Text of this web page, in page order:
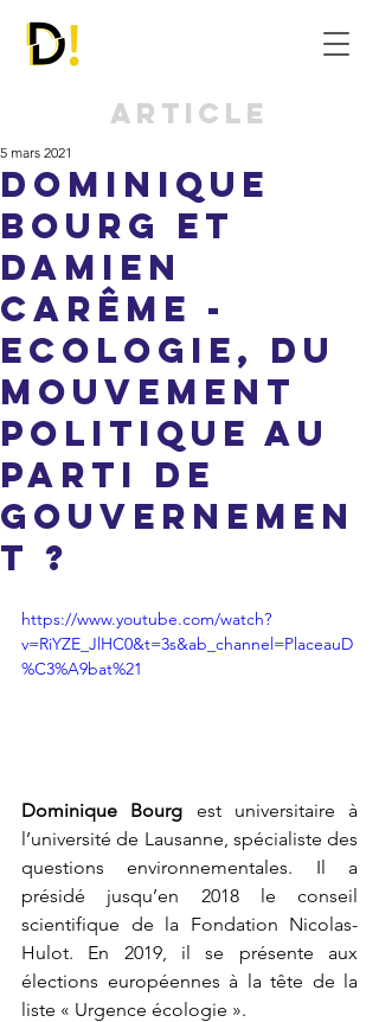
Article
Dominique
Bourg et
Damien
Carême -
Ecologie, du
mouvement
politique au
parti de
gouvernemen
t ?
5 mars 2021
https://www.youtube.com/watch?
v=RiYZE_JlHC0&t=3s&ab_channel=PlaceauD
%C3%A9bat%21
Dominique Bourg est universitaire à
l’université de Lausanne, spécialiste des
questions environnementales. Il a
présidé jusqu’en 2018 le conseil
scientifique de la Fondation Nicolas-
Hulot. En 2019, il se présente aux
élections européennes à la tête de la
liste « Urgence écologie ».